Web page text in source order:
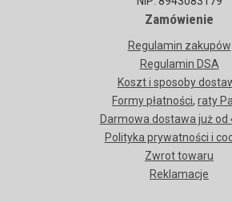
Zamówienie
Regulamin zakupów
Regulamin DSA
Koszt i sposoby
Formy płatności, raty
Darmowa dostawa już od
Polityka prywatności i
Zwrot towaru
Reklamacje